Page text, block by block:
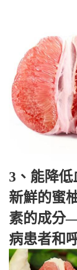
3、能降低
新鮮的蜜
素的成分
病患者和